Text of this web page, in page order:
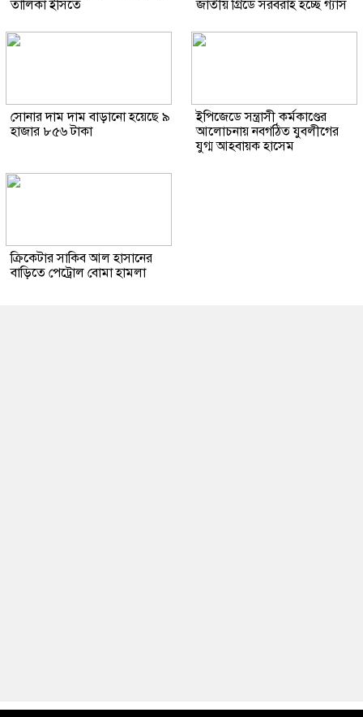
তালিকা ইসিতে
জাতীয় গ্রিডে সরবরাহ হচ্ছে গ্যাস
সোনার দাম দাম বাড়ানো হয়েছে ৯
হাজার ৮৫৬ টাকা
ইপিজেডে সন্ত্রাসী কর্মকাণ্ডের
আলোচনায় নবগঠিত যুবলীগের
যুগ্ম আহবায়ক হাসেম
ক্রিকেটার সাকিব আল হাসানের
বাড়িতে পেট্রোল বোমা হামলা